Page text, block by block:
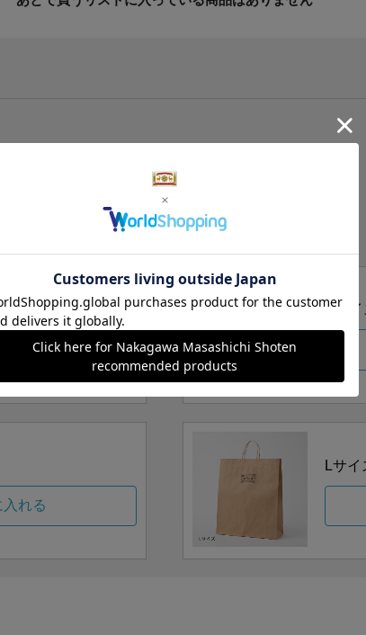
手提げ袋（有料）はこちら
にお任せ
入れる
Sサイ
入れる
Lサイ